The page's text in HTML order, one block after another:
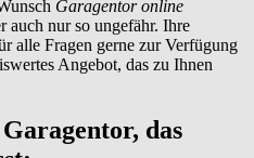
Garagentor online
auch nur so ungefähr. Ihre
alle Fragen gerne zur Verfügung
Angebot, das zu Ihnen
das